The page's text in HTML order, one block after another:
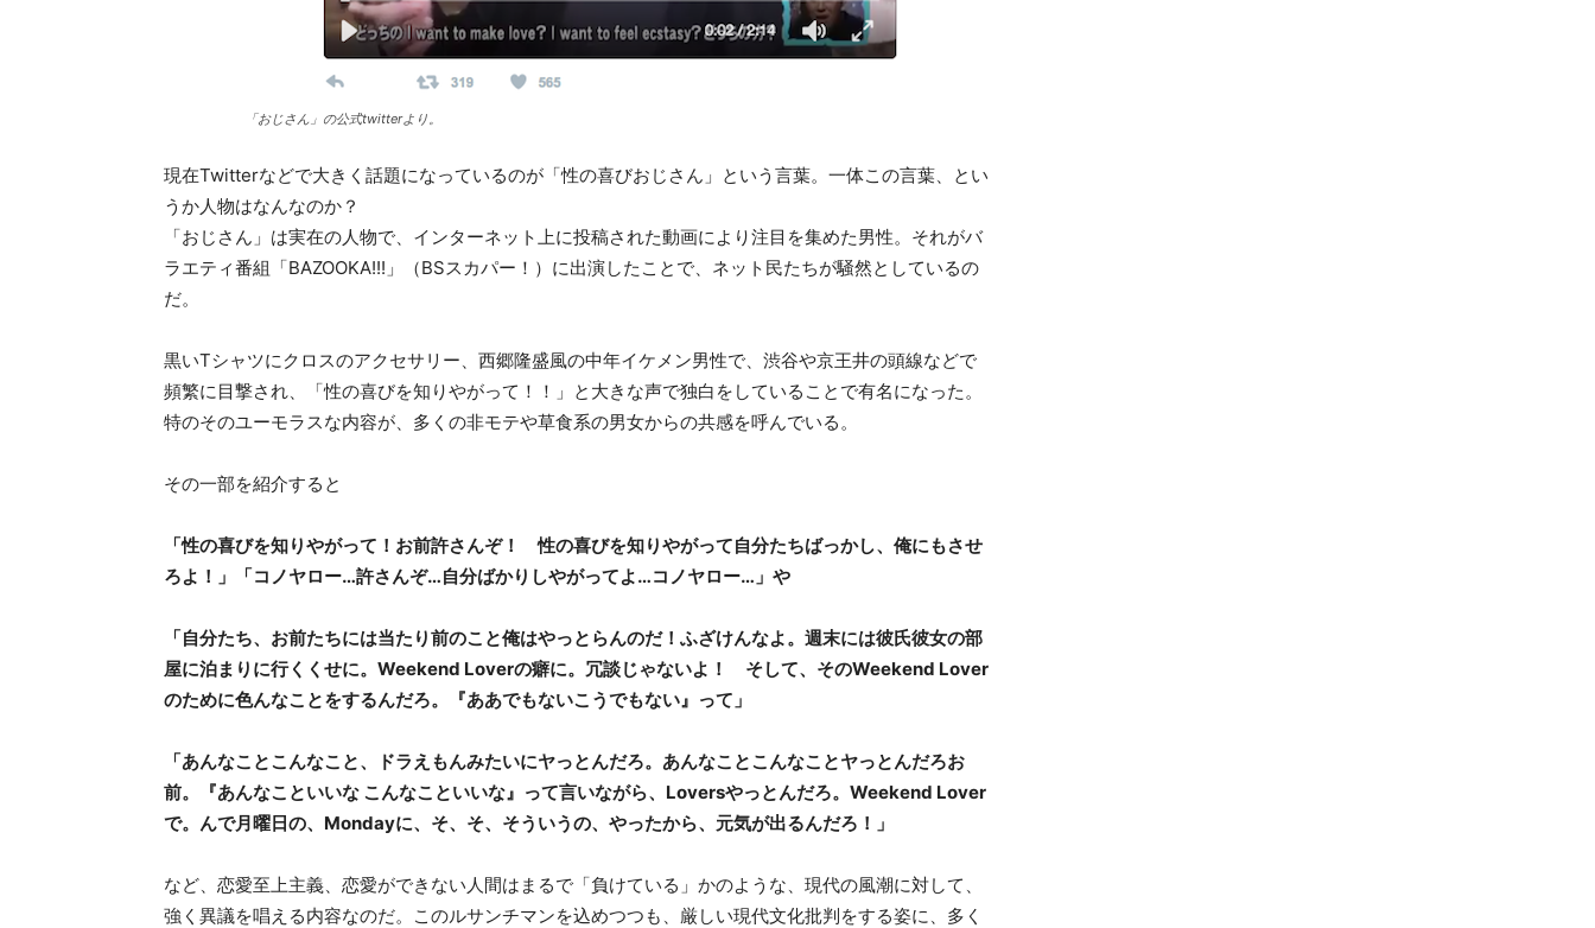
「おじさん」の公式twitterより。
現在Twitterなどで大きく話題になっているのが「性の喜びおじさん」という言葉。一体この言葉、とい
うか人物はなんなのか？
「おじさん」は実在の人物で、インターネット上に投稿された動画により注目を集めた男性。それがバ
ラエティ番組「BAZOOKA!!!」（BSスカパー！）に出演したことで、ネット民たちが騒然としているの
だ。
黒いTシャツにクロスのアクセサリー、西郷隆盛風の中年イケメン男性で、渋谷や京王井の頭線などで
頻繁に目撃され、「性の喜びを知りやがって！！」と大きな声で独白をしていることで有名になった。
特のそのユーモラスな内容が、多くの非モテや草食系の男女からの共感を呼んでいる。
その一部を紹介すると
「性の喜びを知りやがって！お前許さんぞ！ 性の喜びを知りやがって自分たちばっかし、俺にもさせ
ろよ！」「コノヤロー…許さんぞ…自分ばかりしやがってよ…コノヤロー…」や
「自分たち、お前たちには当たり前のこと俺はやっとらんのだ！ふざけんなよ。週末には彼氏彼女の部
屋に泊まりに行くくせに。Weekend Loverの癖に。冗談じゃないよ！ そして、そのWeekend Lover
のために色んなことをするんだろ。『ああでもないこうでもない』って」
「あんなことこんなこと、ドラえもんみたいにヤっとんだろ。あんなことこんなことヤっとんだろお
前。『あんなこといいな こんなこといいな』って言いながら、Loversやっとんだろ。Weekend Lover
で。んで月曜日の、Mondayに、そ、そ、そういうの、やったから、元気が出るんだろ！」
など、恋愛至上主義、恋愛ができない人間はまるで「負けている」かのような、現代の風潮に対して、
強く異議を唱える内容なのだ。このルサンチマンを込めつつも、厳しい現代文化批判をする姿に、多く